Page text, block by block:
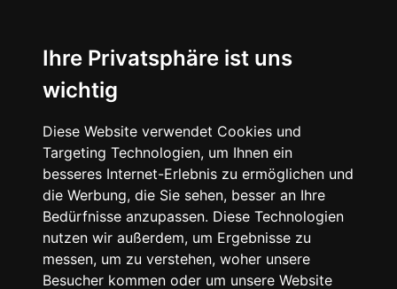
Ihre Privatsphäre ist uns
wichtig
Diese Website verwendet Cookies und
Targeting Technologien, um Ihnen ein
besseres Internet-Erlebnis zu ermöglichen und
die Werbung, die Sie sehen, besser an Ihre
Bedürfnisse anzupassen. Diese Technologien
nutzen wir außerdem, um Ergebnisse zu
messen, um zu verstehen, woher unsere
Besucher kommen oder um unsere Website